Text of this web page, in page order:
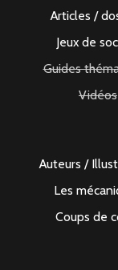
Articles /
Jeux de
Guides
Vidéos
Auteurs /
Les
Coups de